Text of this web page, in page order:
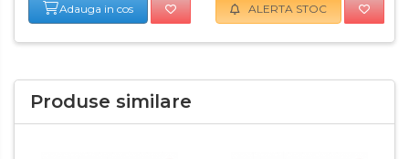
Adauga in cos ALERTA STOC
Produse similare